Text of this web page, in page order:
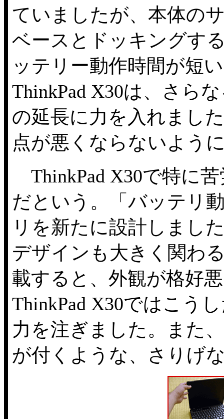
ていましたが、本体の
ベースとドッキングす
ッテリー動作時間が短
ThinkPad X30は、さら
の延長に力を入れまし
点が悪くならないよう
ThinkPad X30で特に
だという。「バッテリ
リを新たに設計しまし
デザインも大きく関わ
載すると、外観が格好
ThinkPad X30ではこう
力を注ぎました。また
が付くような、さりげ